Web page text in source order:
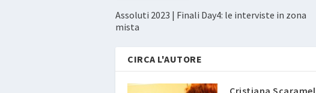
Assoluti 2023 | Finali Day4: le interviste in zona
mista
CIRCA L'AUTORE